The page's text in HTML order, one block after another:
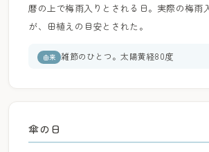
暦の上で梅雨入りとされる日。実際の梅雨
が、田植えの目安とされた。
由来 雑節のひとつ。太陽黄経80度
傘の日